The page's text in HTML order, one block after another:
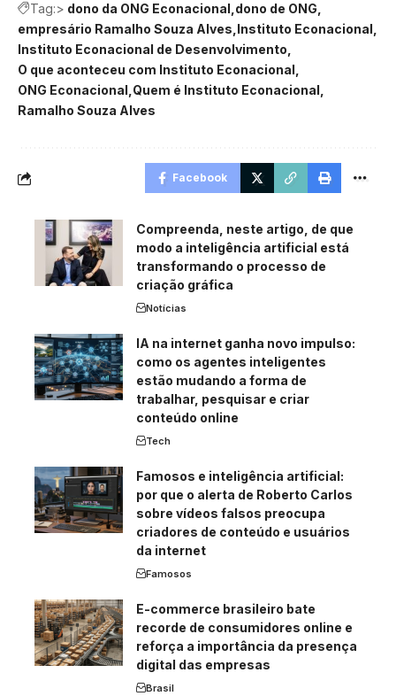
Tag:> dono da ONG Econacional
dono de ONG
empresário Ramalho Souza Alves
Instituto Econacional
Instituto Econacional de Desenvolvimento
O que aconteceu com Instituto Econacional
ONG Econacional
Quem é Instituto Econacional
Ramalho Souza Alves
Facebook
Compreenda, neste artigo, de que
modo a inteligência artificial está
transformando o processo de
criação gráfica
Notícias
IA na internet ganha novo impulso:
como os agentes inteligentes
estão mudando a forma de
trabalhar, pesquisar e criar
conteúdo online
Tech
Famosos e inteligência artificial:
por que o alerta de Roberto Carlos
sobre vídeos falsos preocupa
criadores de conteúdo e usuários
da internet
Famosos
E-commerce brasileiro bate
recorde de consumidores online e
reforça a importância da presença
digital das empresas
Brasil